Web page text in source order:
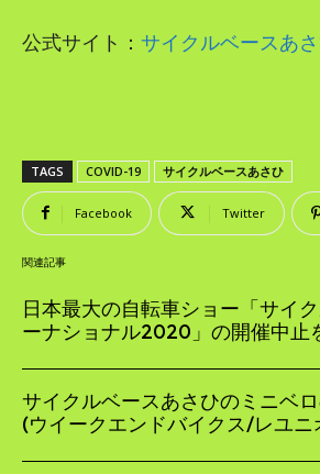
公式サイト： サイクルベースあ
TAGS COVID-19 サイクルベースあさひ
Facebook Twitter
関連記事
日本最大の自転車ショー「サイ
ーナショナル2020」の開催中止
サイクルベースあさひのミニベ
(ウイークエンドバイクス/レユニ